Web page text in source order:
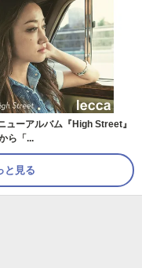
ューアルバム『High Street』
ら「...
と見る